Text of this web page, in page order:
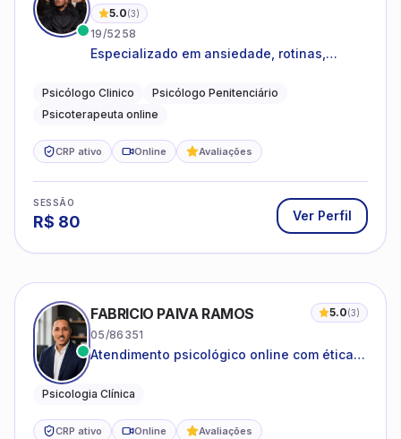
5.0(3)
19/5258
Especializado em ansiedade, rotinas,
familiares e questões comportamentais.
Psicólogo Clinico
Psicólogo Penitenciário
Psicoterapeuta online
CRP ativo Online Avaliações
SESSÃO
R$ 80 Ver Perfil
FABRICIO PAIVA RAMOS 5.0(3)
05/86351
Atendimento psicológico online com ética,
Psicologia Clínica
CRP ativo Online Avaliações